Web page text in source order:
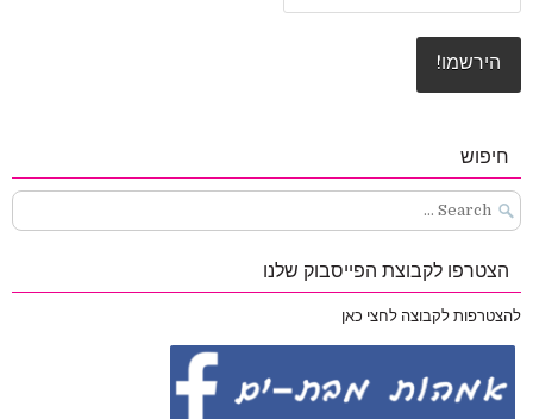
חיפוש
Search
for:
הצטרפו לקבוצת הפייסבוק שלנו
להצטרפות לקבוצה לחצי כאן